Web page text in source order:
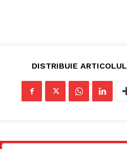
DISTRIBUIE ARTICOLUL